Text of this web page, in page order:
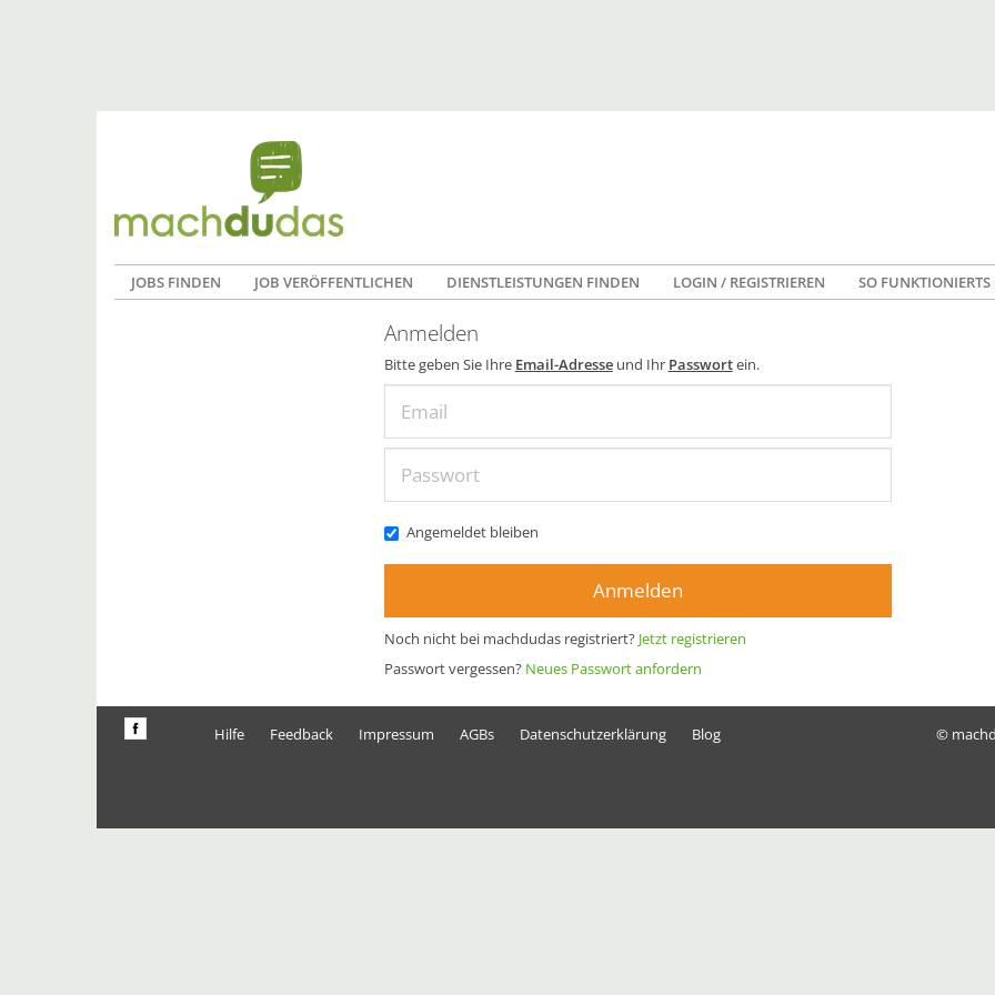
JOBS FINDEN JOB VERÖFFENTLICHEN DIENSTLEISTUNGEN FINDEN LOGIN / REGISTRIEREN SO FUNKTIONIERTS
Anmelden
Bitte geben Sie Ihre Email-Adresseund Ihr Passwortein.
Angemeldet bleiben
Anmelden
Noch nicht bei machdudas registriert? Jetzt registrieren
Passwort vergessen? Neues Passwort anfordern
Hilfe Feedback Impressum AGBs Datenschutzerklärung Blog ©